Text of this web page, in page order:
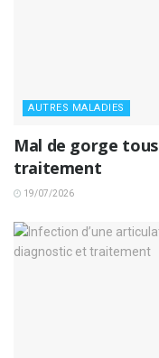
AUTRES MALADIES
Mal de gorge
traitement
19/07/2026